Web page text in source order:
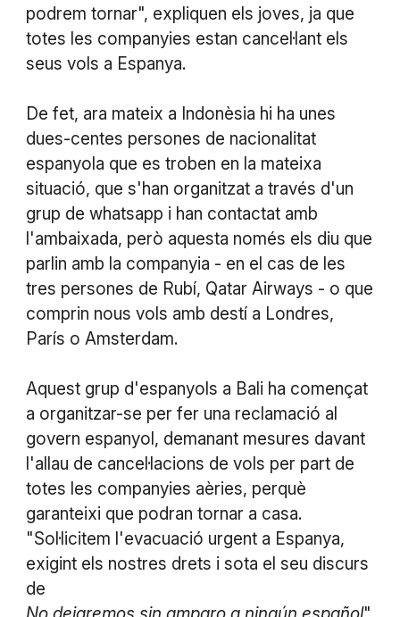
podrem tornar", expliquen els joves, ja que
totes les companyies estan cancel·lant els
seus vols a Espanya.
De fet, ara mateix a Indonèsia hi ha unes
dues-centes persones de nacionalitat
espanyola que es troben en la mateixa
situació, que s'han organitzat a través d'un
grup de whatsapp i han contactat amb
l'ambaixada, però aquesta només els diu que
parlin amb la companyia - en el cas de les
tres persones de Rubí, Qatar Airways - o que
comprin nous vols amb destí a Londres,
París o Amsterdam.
Aquest grup d'espanyols a Bali ha començat
a organitzar-se per fer una reclamació al
govern espanyol, demanant mesures davant
l'allau de cancel·lacions de vols per part de
totes les companyies aèries, perquè
garanteixi que podran tornar a casa.
"Sol·licitem l'evacuació urgent a Espanya,
exigint els nostres drets i sota el seu discurs
de